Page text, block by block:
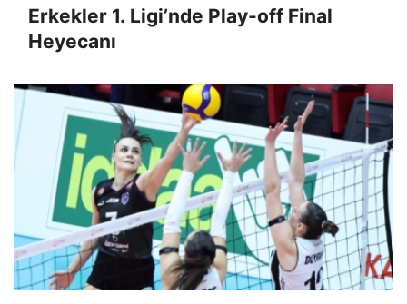
Erkekler 1. Ligi’nde Play-off Final
Heyecanı